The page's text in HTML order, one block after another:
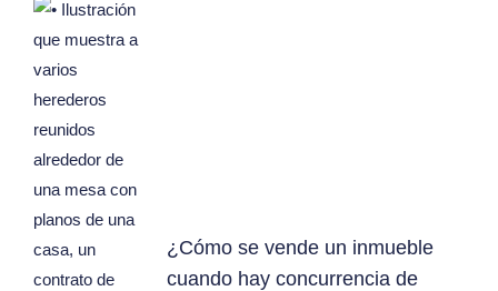
¿Cómo se vende un inmueble
cuando hay concurrencia de